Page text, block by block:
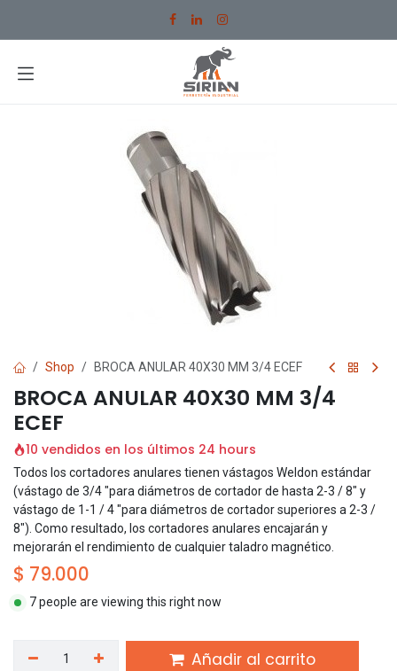
Shop BROCA ANULAR 40X30 MM 3/4 ECEF
BROCA ANULAR 40X30 MM 3/4
ECEF
10 vendidos en los últimos 24 hours
Todos los cortadores anulares tienen vástagos Weldon estándar
(vástago de 3/4 "para diámetros de cortador de hasta 2-3 / 8" y
vástago de 1-1 / 4 "para diámetros de cortador superiores a 2-3 /
8"). Como resultado, los cortadores anulares encajarán y
mejorarán el rendimiento de cualquier taladro magnético.
$ 79.000
7 people are viewing this right now
Añadir al carrito